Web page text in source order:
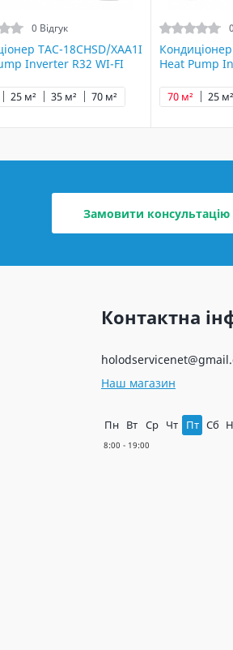
0 Відгук
TAC-18CHSD/XAA1I
Inverter R32 WI-FI
25 м² 35 м² 70 м²
Heat Pump
25 м²
70 м²
Замовити консультацію
Контактна
Наш магазин
Пн Вт Ср Чт Пт Сб